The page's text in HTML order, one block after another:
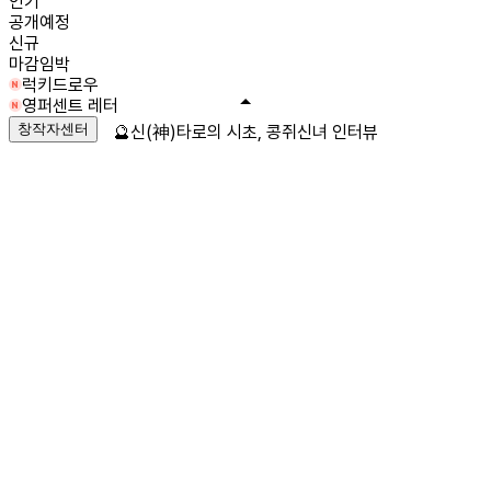
공개예정
신규
마감임박
럭키드로우
영퍼센트 레터
창작자센터 🔮신(神)타로의 시초, 콩쥐신녀 인터뷰